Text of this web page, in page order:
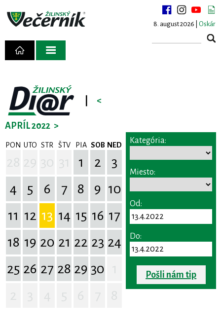
8. august 2026 | Oskár
<
APRÍL 2022 >
PON UTO STR ŠTV PIA SOB NED
1 2
3
4
5 6 7 8 9 10
11 12 13 14 15 16 17
18 19 20 21 22 23 24
25 26 27 28 29 30
Kategória:
Miesto:
Od:
Do:
Pošli nám tip